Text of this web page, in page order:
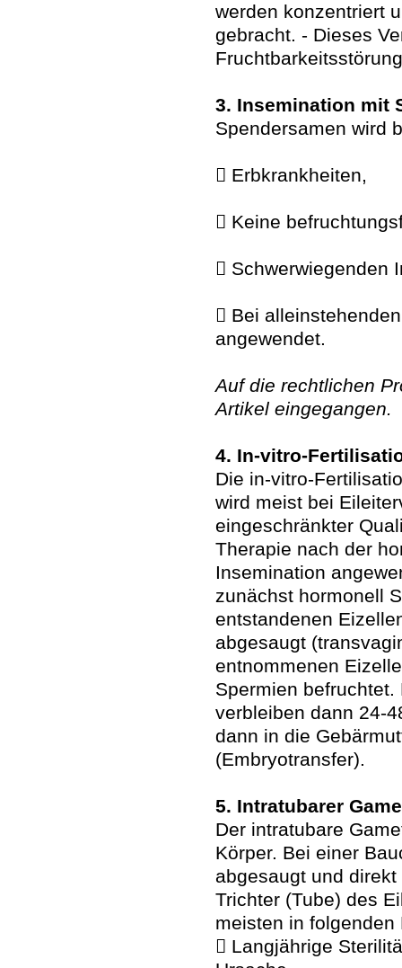
werden konzentriert
gebracht. - Dieses
3. Insemination mit
Spendersamen wird
 Erbkrankheiten,
 Keine
 Schwerwiegenden
 Bei
angewendet.
Auf die rechtlichen
Artikel eingegangen.
4. In-vitro-
Die in-vitro-
wird meist bei
eingeschränkter
Therapie nach der
Insemination
zunächst hormonell
entstandenen
abgesaugt
entnommenen
Spermien
verbleiben dann 24-
dann in die
(Embryotransfer).
5. Intratubarer
Der intratubare
Körper. Bei einer
abgesaugt und
Trichter (Tube) des
meisten in
 Langjährige